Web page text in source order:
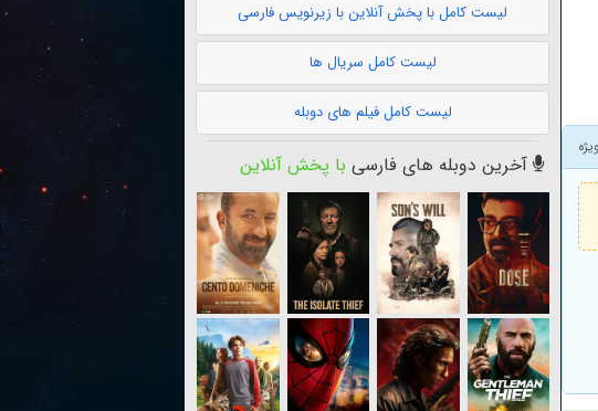
لیست کامل با پخش آنلاین با زیرنویس فارسی
لیست کامل سریال ها
لیست کامل فیلم های دوبله
آخرین دوبله های فارسی با پخش آنلاین